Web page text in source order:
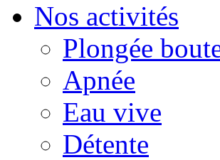
Nos activités
Plongée
Apnée
Eau vive
Détente